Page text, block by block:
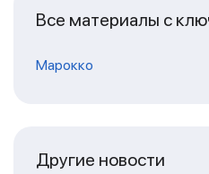
Все материалы с
Марокко
Другие новости